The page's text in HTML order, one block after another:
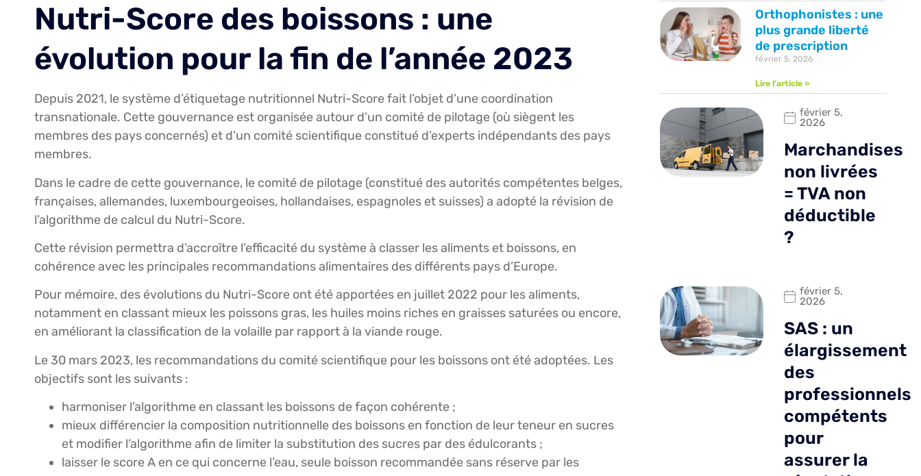
Nutri-Score des boissons : une
évolution pour la fin de l’année 2023
Depuis 2021, le système d’étiquetage nutritionnel Nutri-Score fait l’objet d’une coordination
transnationale. Cette gouvernance est organisée autour d’un comité de pilotage (où siègent les
membres des pays concernés) et d’un comité scientifique constitué d’experts indépendants des pays
membres.
Dans le cadre de cette gouvernance, le comité de pilotage (constitué des autorités compétentes belges,
françaises, allemandes, luxembourgeoises, hollandaises, espagnoles et suisses) a adopté la révision de
l’algorithme de calcul du Nutri-Score.
Cette révision permettra d’accroître l’efficacité du système à classer les aliments et boissons, en
cohérence avec les principales recommandations alimentaires des différents pays d’Europe.
Pour mémoire, des évolutions du Nutri-Score ont été apportées en juillet 2022 pour les aliments,
notamment en classant mieux les poissons gras, les huiles moins riches en graisses saturées ou encore,
en améliorant la classification de la volaille par rapport à la viande rouge.
Le 30 mars 2023, les recommandations du comité scientifique pour les boissons ont été adoptées. Les
objectifs sont les suivants :
harmoniser l’algorithme en classant les boissons de façon cohérente ;
mieux différencier la composition nutritionnelle des boissons en fonction de leur teneur en sucres
et modifier l’algorithme afin de limiter la substitution des sucres par des édulcorants ;
laisser le score A en ce qui concerne l’eau, seule boisson recommandée sans réserve par les
Orthophonistes : une
plus grande liberté
de prescription
février 5, 2026
Lire l'article »
février 5,
2026
Marchandises
non livrées
= TVA non
déductible
?
février 5,
2026
SAS : un
élargissement
des
professionnels
compétents
pour
assurer la